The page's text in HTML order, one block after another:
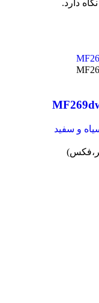
دارد.
و سفید